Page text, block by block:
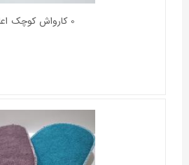
0 کارواش کوچک اعلاء